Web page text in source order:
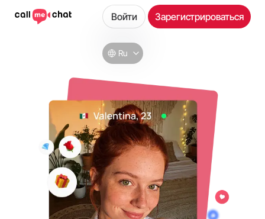
Ru
Войти Зарегистрироваться